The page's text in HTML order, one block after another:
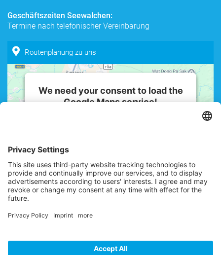
Geschäftszeiten Seewalchen:
Termine nach telefonischer Vereinbarung
Routenplanung zu uns
We need your consent to load the
Google Maps service!
details and accept the service to see
this map.
powered byUsercentrics Consent